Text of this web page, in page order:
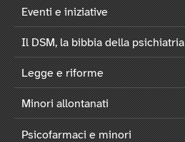
Eventi e iniziative
Il DSM, la bibbia della psichiatria
Legge e riforme
Minori allontanati
Psicofarmaci e minori